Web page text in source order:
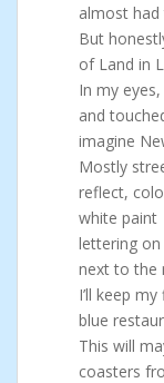
almost
But
of Land in
In my
and
imagine
Mostly
reflect,
white paint
lettering
next to the
I’ll keep
blue
This will
coasters